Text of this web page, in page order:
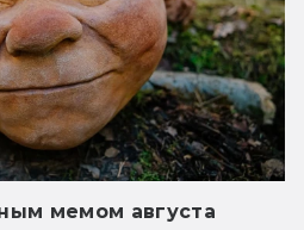
мемом августа